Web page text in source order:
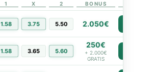
1 X 2 BONUS
1.58 3.75 5.50 2.050€
1.58 3.65 5.60
250€
+ 2.000€
GRATIS